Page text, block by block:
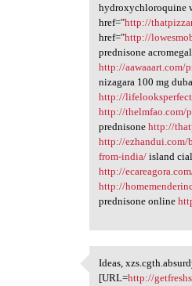
hydroxychloroquine
href="http://
href="http://
prednisone
http://aawaaart.com/
nizagara 100 mg
http://
http://thelmfao.com/
prednisonehttp://
http://ezhandui.com/
from-india/ island
http://
http://
prednisone online
Ideas,
Ideas,
[URL=http://